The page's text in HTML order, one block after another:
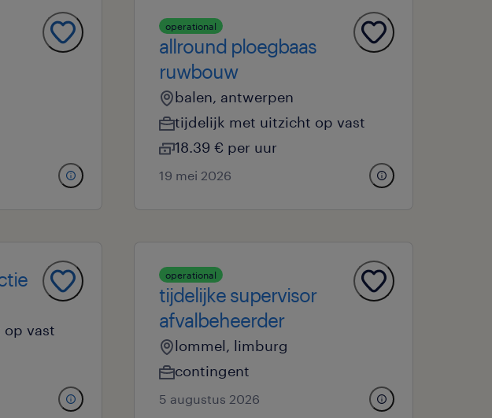
operational
allround ploegbaas
ruwbouw
balen, antwerpen
tijdelijk met uitzicht op vast
18.39 € per uur
19 mei 2026
vast
operational
tijdelijke supervisor
afvalbeheerder
lommel, limburg
contingent
5 augustus 2026